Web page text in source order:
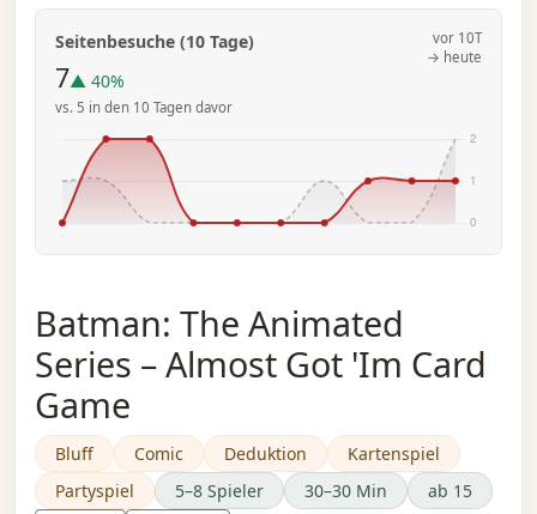
Seitenbesuche (10 Tage)
7▲ 40%
vs. 5 in den 10 Tagen davor
vor 10T
→ heute
Batman: The Animated
Series – Almost Got 'Im Card
Game
Bluff Comic Deduktion
Kartenspiel
Partyspiel
5–8 Spieler 30–30 Min
ab 15